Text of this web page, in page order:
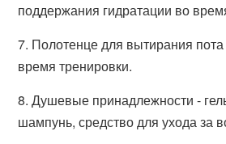
поддержания гидратации во
7. Полотенце для вытирания
время тренировки.
8. Душевые принадлежности -
шампунь, средство для ухода за